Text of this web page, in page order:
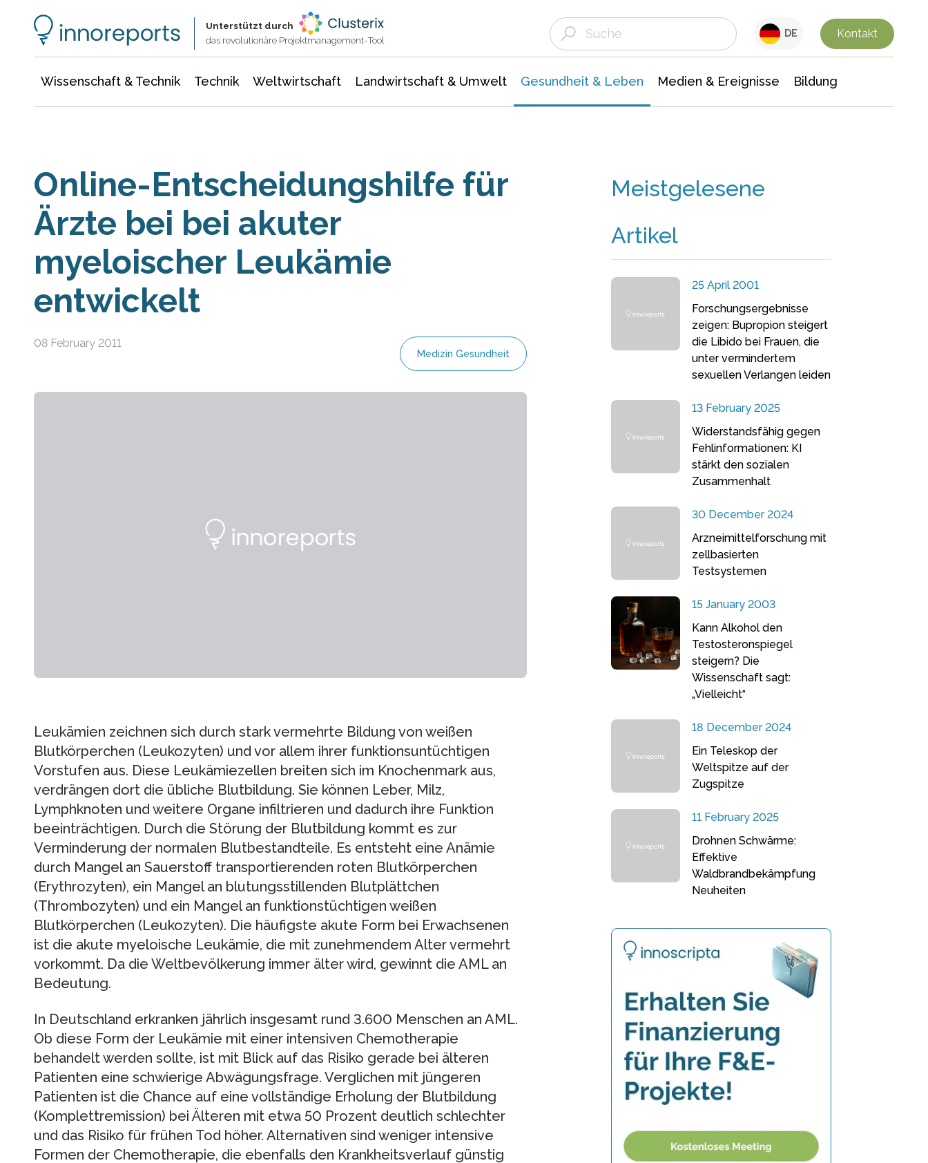
Unterstützt durch
das revolutionäre Projektmanagement-Tool
DE Kontakt
Wissenschaft & Technik Technik Weltwirtschaft Landwirtschaft & Umwelt Gesundheit & Leben Medien & Ereignisse Bildung
Online-Entscheidungshilfe für
Ärzte bei bei akuter
myeloischer Leukämie
entwickelt
08 February 2011
Medizin Gesundheit
Leukämien zeichnen sich durch stark vermehrte Bildung von weißen
Blutkörperchen (Leukozyten) und vor allem ihrer funktionsuntüchtigen
Vorstufen aus. Diese Leukämiezellen breiten sich im Knochenmark aus,
verdrängen dort die übliche Blutbildung. Sie können Leber, Milz,
Lymphknoten und weitere Organe infiltrieren und dadurch ihre Funktion
beeinträchtigen. Durch die Störung der Blutbildung kommt es zur
Verminderung der normalen Blutbestandteile. Es entsteht eine Anämie
durch Mangel an Sauerstoff transportierenden roten Blutkörperchen
(Erythrozyten), ein Mangel an blutungsstillenden Blutplättchen
(Thrombozyten) und ein Mangel an funktionstüchtigen weißen
Blutkörperchen (Leukozyten). Die häufigste akute Form bei Erwachsenen
ist die akute myeloische Leukämie, die mit zunehmendem Alter vermehrt
vorkommt. Da die Weltbevölkerung immer älter wird, gewinnt die AML an
Bedeutung.
In Deutschland erkranken jährlich insgesamt rund 3.600 Menschen an AML.
Ob diese Form der Leukämie mit einer intensiven Chemotherapie
behandelt werden sollte, ist mit Blick auf das Risiko gerade bei älteren
Patienten eine schwierige Abwägungsfrage. Verglichen mit jüngeren
Patienten ist die Chance auf eine vollständige Erholung der Blutbildung
(Komplettremission) bei Älteren mit etwa 50 Prozent deutlich schlechter
und das Risiko für frühen Tod höher. Alternativen sind weniger intensive
Formen der Chemotherapie, die ebenfalls den Krankheitsverlauf günstig
Meistgelesene
Artikel
25 April 2001
Forschungsergebnisse
zeigen: Bupropion steigert
die Libido bei Frauen, die
unter vermindertem
sexuellen Verlangen leiden
13 February 2025
Widerstandsfähig gegen
Fehlinformationen: KI
stärkt den sozialen
Zusammenhalt
30 December 2024
Arzneimittelforschung mit
zellbasierten
Testsystemen
15 January 2003
Kann Alkohol den
Testosteronspiegel
steigern? Die
Wissenschaft sagt:
„Vielleicht“
18 December 2024
Ein Teleskop der
Weltspitze auf der
Zugspitze
11 February 2025
Drohnen Schwärme:
Effektive
Waldbrandbekämpfung
Neuheiten